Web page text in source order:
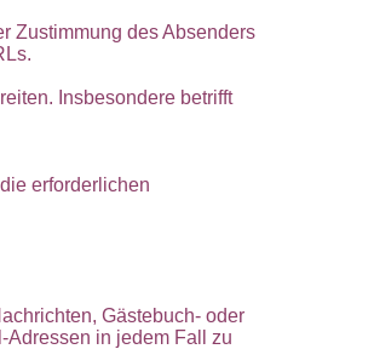
Zustimmung des Absenders
Insbesondere betrifft
erforderlichen
Gästebuch- oder
Adressen in jedem Fall zu